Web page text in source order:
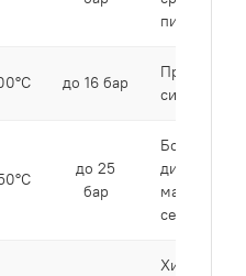
пищепром
до 16 бар
системы,
до 25
бар
Большие
диаметры,
сети
Химически